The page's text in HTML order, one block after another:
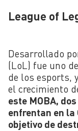
League of
Desarrollado
(LoL) fue uno
de los esports,
el crecimiento
este MOBA,
enfrentan en la
objetivo de